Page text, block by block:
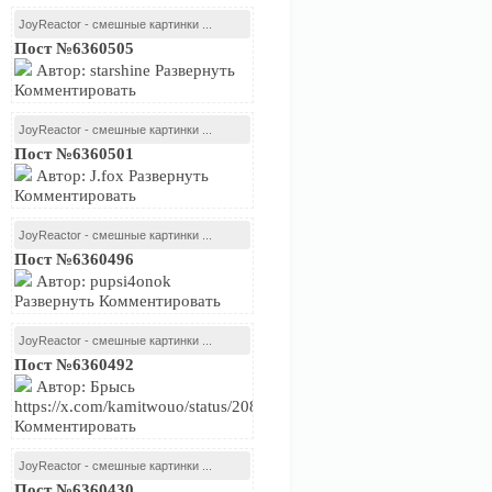
JoyReactor - смешные картинки ...
Пост №6360505
Автор: starshine Развернуть
Комментировать
JoyReactor - смешные картинки ...
Пост №6360501
Автор: J.fox Развернуть
Комментировать
JoyReactor - смешные картинки ...
Пост №6360496
Автор: pupsi4onok
Развернуть Комментировать
JoyReactor - смешные картинки ...
Пост №6360492
Автор: Брысь
https://x.com/kamitwouo/status/2081239716574474479Развернуть
Комментировать
JoyReactor - смешные картинки ...